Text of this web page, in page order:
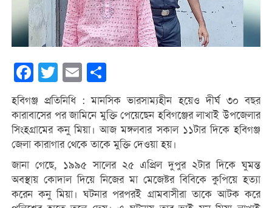
Facebook
Twitter Email
হবিগঞ্জ প্রতিনিধি : মানসিক ভারসাম্যহীন হয়েও দীর্ঘ ৩০ বছর
কারাবাসের পর জামিনে মুক্তি পেয়েছেন হবিগঞ্জের লাখাই উপজেলার
সিংহগ্রামের কনু মিয়া। আজ মঙ্গলবার সকাল ১১টার দিকে হবিগঞ্জ
জেলা কারাগার থেকে তাকে মুক্তি দেওয়া হয়।
জানা গেছে, ১৯৯৫ সালের ২৫ এপ্রিল দুপুর ২টার দিকে ঘুমন্ত
অবস্থায় কোদাল দিয়ে নিজের মা মেজেষ্টর বিবিকে কুপিয়ে হত্যা
করেন কনু মিয়া। ঘটনার পরপরই গ্রামবাসীরা তাকে আটক করে